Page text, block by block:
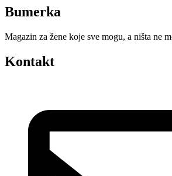
Bumerka
Magazin za žene koje sve mogu, a ništa ne
Kontakt